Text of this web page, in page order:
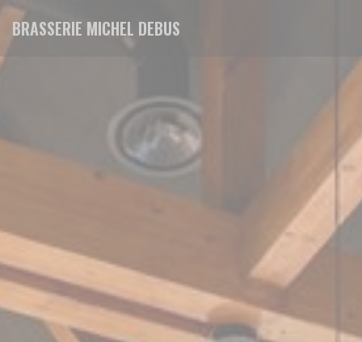
クッキー利用の管理について
BRASSERIE MICHEL DEBUS